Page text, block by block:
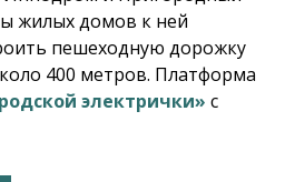
жилых домов к ней
пешеходную дорожку
400 метров. Платформа
электрички» с